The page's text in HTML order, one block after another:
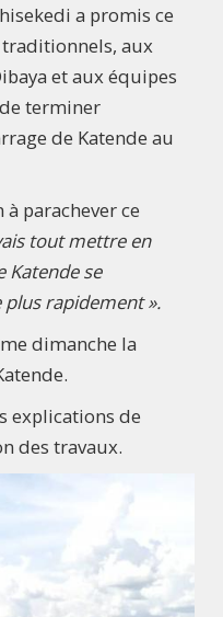
a promis ce
aux
et aux équipes
terminer
de Katende au
parachever ce
tout mettre en
Katende se
rapidement ».
dimanche la
explications de
des travaux.